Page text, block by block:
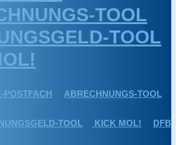
TOOL
TOOL
POSTFACH ABRECHNUNGS-TOOL
TOOL KICK MOL! DFB